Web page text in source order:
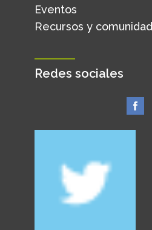
Eventos
Recursos y comunidad
Redes sociales